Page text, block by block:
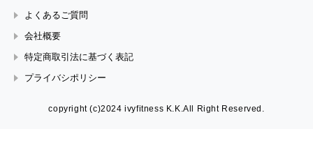
よくあるご質問
会社概要
特定商取引法に基づく表記
プライバシポリシー
copyright (c)2024 ivyfitness K.K.All Right Reserved.